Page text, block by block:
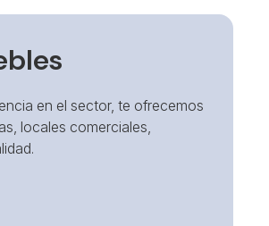
en el sector, te ofrecemos
locales comerciales,